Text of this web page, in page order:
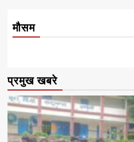
मौसम
प्रमुख खबरे